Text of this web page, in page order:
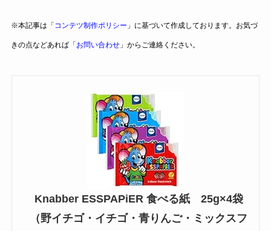
※本記事は「 コンテツ制作ポリシー 」に基づいて作成しております。お気づ
きの点などあれば「お問い合わせ」からご連絡ください。
Knabber ESSPAPiER 食べる紙 25g×4袋
（野イチゴ・イチゴ・青りんご・ミックスフ